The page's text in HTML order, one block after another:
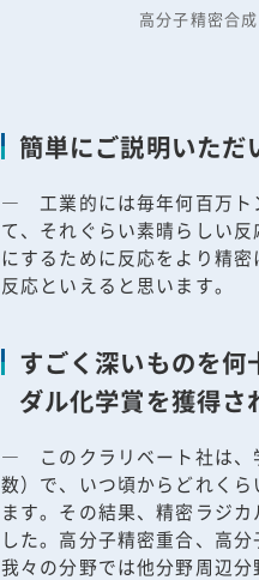
高分子精密合
簡単にご説明いただ
― 工業的には毎年何百万ト
て、それぐらい素晴らしい
にするために反応をより精
反応といえると思います。
すごく深いものを
ダル化学賞を獲得さ
― このクラリベート社は、
数）で、いつ頃からどれく
ます。その結果、精密ラジ
した。高分子精密重合、高
我々の分野では他分野周辺